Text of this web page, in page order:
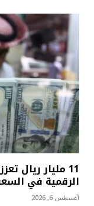
11 مليار ريال
الرقمية في
أغسطس 6, 2026